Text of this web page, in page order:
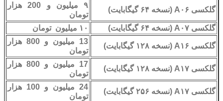
گلکسی A۰۶ (نسخه ۶۴ گیگابایت)
۹ میلیون و 200 هزار
تومان
گلکسی A۰۷ (نسخه ۶۴ گیگابایت)
۱۰ میلیون تومان
گلکسی A۱۶ (نسخه ۱۲۸ گیگابایت)
13 میلیون و 800 هزار
تومان
گلکسی A۱۷ (نسخه ۱۲۸ گیگابایت)
17 میلیون و 800 هزار
تومان
گلکسی A۱۷ (نسخه ۲۵۶ گیگابایت)
24 میلیون و 100 هزار
تومان